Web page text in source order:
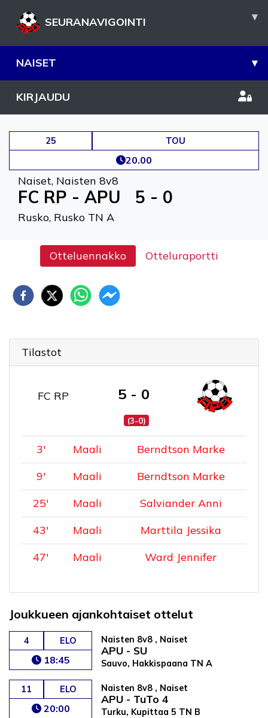
SEURANAVIGOINTI ▾
NAISET ▾
KIRJAUDU
25 TOU
20.00
Naiset, Naisten 8v8
FC RP - APU 5 - 0
Rusko, Rusko TN A
Otteluennakko Otteluraportti
Tilastot
FC RP 5 - 0
(3-0)
3' Maali
Berndtson Marke
9' Maali
Berndtson Marke
25' Maali
Salviander Anni
43' Maali
Marttila Jessika
47' Maali Ward Jennifer
Joukkueen ajankohtaiset ottelut
4 ELO
18:45
Naisten 8v8 , Naiset
APU - SU
Sauvo, Hakkispaana TN A
11 ELO
20:00
Naisten 8v8 , Naiset
APU - TuTo 4
Turku, Kupittaa 5 TN B